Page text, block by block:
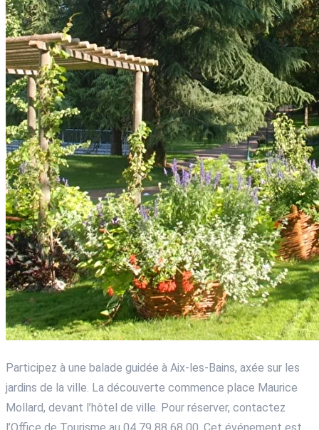
Participez à une balade guidée à Aix-les-Bains, axée sur les
jardins de la ville. La découverte commence place Maurice
Mollard, devant l’hôtel de ville. Pour réserver, contactez